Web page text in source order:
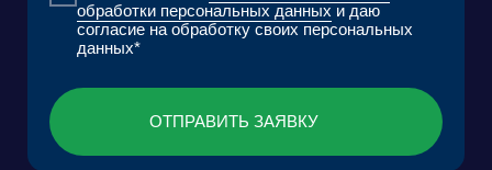
АНАЛИТИЧЕСКИЙ ЦЕНТР
ЭКОСИСТЕМА
КЕЙСЫ И КЛИЕНТЫ